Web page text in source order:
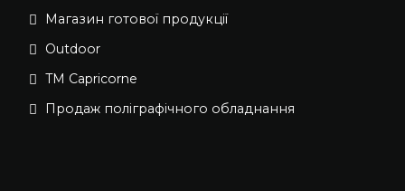
Магазин готової продукції
Outdoor
TM Capricorne
Продаж поліграфічного обладнання